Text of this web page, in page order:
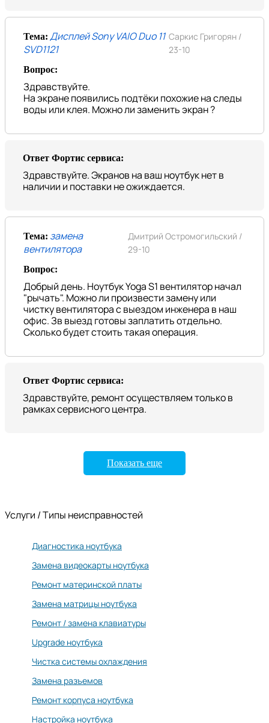
Тема: Дисплей Sony VAIO Duo 11
SVD1121
Саркис Григорян /
23-10
Вопрос:
Здравствуйте.
На экране появились подтёки похожие на следы
воды или клея. Можно ли заменить экран ?
Ответ Фортис сервиса:
Здравствуйте. Экранов на ваш ноутбук нет в
наличии и поставки не ожиждается.
Тема: замена
вентилятора
Дмитрий Остромогильский /
29-10
Вопрос:
Добрый день. Ноутбук Yoga S1 вентилятор начал
"рычать". Можно ли произвести замену или
чистку вентилятора с выездом инженера в наш
офис. Зв выезд готовы заплатить отдельно.
Сколько будет стоить такая операция.
Ответ Фортис сервиса:
Здравствуйте, ремонт осуществляем только в
рамках сервисного центра.
Показать еще
Услуги / Типы неисправностей
Диагностика ноутбука
Замена видеокарты ноутбука
Ремонт материнской платы
Замена матрицы ноутбука
Ремонт / замена клавиатуры
Upgrade ноутбука
Чистка системы охлаждения
Замена разъемов
Ремонт корпуса ноутбука
Настройка ноутбука